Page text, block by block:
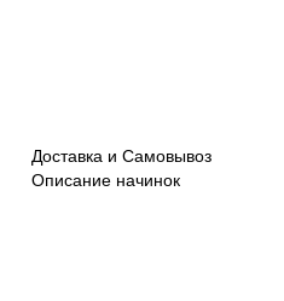
Доставка и Самовывоз
Описание начинок